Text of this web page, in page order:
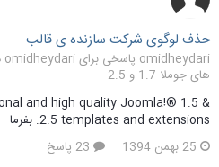
حذف لوگوی شرکت سازنده ی قالب
omidheydari پاسخی برای omidheydari در یک موضوع ارسال کرد در
های جوملا 1.7 و 2.5
and high quality Joomla!® 1.5 &
2.5 templates and extensions. بفرما
25 بهمن 1394